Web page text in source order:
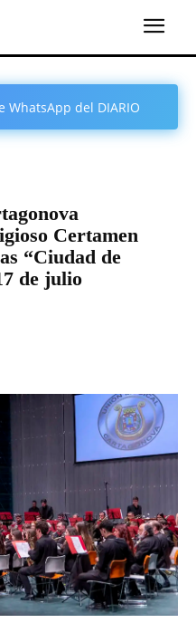
WhatsApp del DIARIO
Certamen
“Ciudad de
de julio